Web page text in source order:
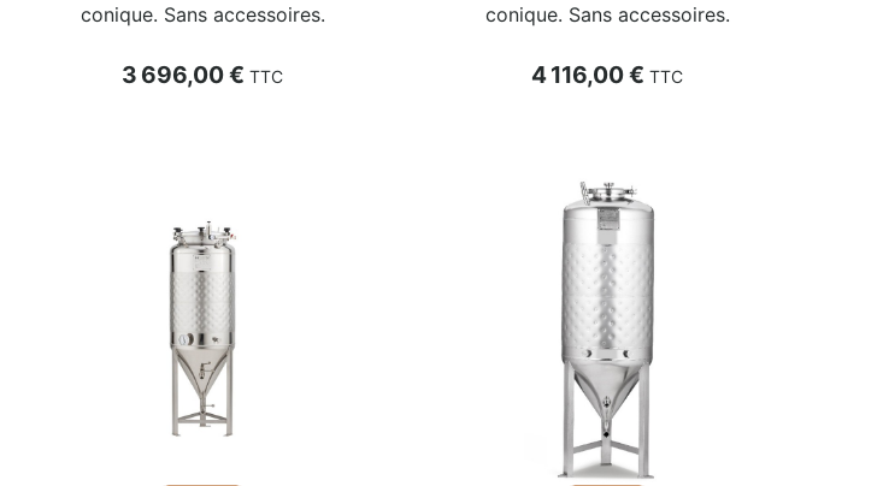
conique. Sans accessoires.
Prix
3 696,00 € TTC
conique. Sans accessoires.
Prix
4 116,00 € TTC